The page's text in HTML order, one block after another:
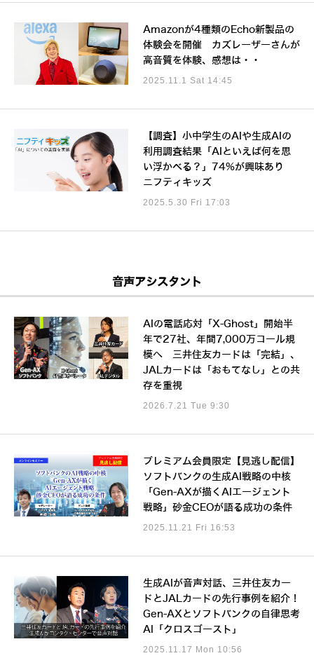
Amazonが4種類のEcho新製品の
体験会を開催 カズレーザーさんが
高音質を体験、感想は・・
2025.11.1 Sat 14:45
【調査】小中学生のAIや生成AIの
利用調査結果「AIといえば何を思
い浮かべる？」74%が興味あり
ニフティキッズ
2025.5.30 Fri 17:03
音声アシスタント
AIの電話応対「X-Ghost」開始半
年で27社、年間7,000万コール規
模へ 三井住友カードは「完結」、
JALカードは「おもてなし」との共
存を重視
2026.7.21 Tue 9:30
プレミアム会員限定【見逃し配信】
ソフトバンクの生成AI戦略の中核
「Gen-AXが描くAIエージェント
戦略」砂金CEOが語る成功の条件
2025.11.21 Fri 16:53
生成AIが音声対話、三井住友カー
ドとJALカードの先行事例を紹介！
Gen-AXとソフトバンクの自律思考
AI「クロスゴースト」
2025.11.17 Mon 10:56